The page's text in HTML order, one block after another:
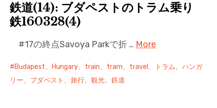
鉄道(14): ブダペストのトラム乗り
鉄160328(4)
#17の終点Savoya Parkで折 … More
Budapest、Hungary、train、tram、travel、トラム、ハンガ
リー、ブダペスト、旅行、観光、鉄道